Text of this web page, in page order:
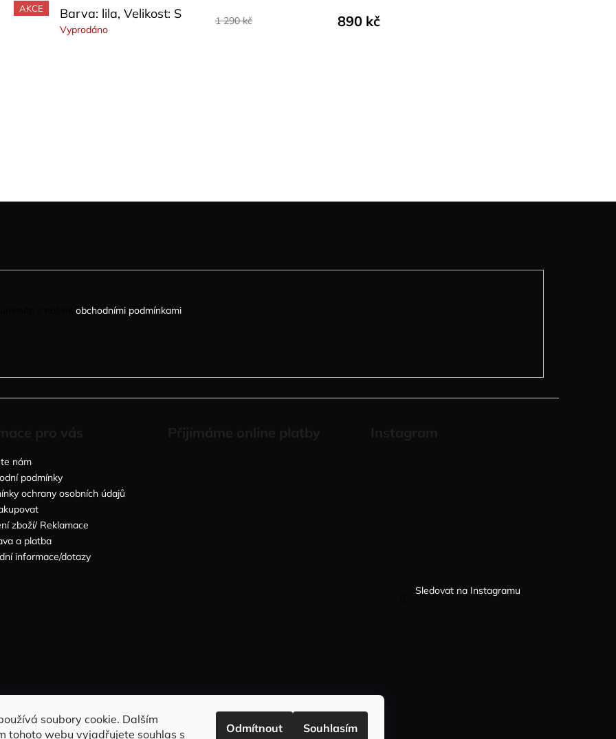
soubory cookie. Dalším
tohoto webu vyjadřujete souhlas s
Odmítnout Souhlasím
AKCE Barva: lila, Velikost: S
Vyprodáno
1 290 kč 890 kč
obchodními podmínkami.
nám
podmínky
ochrany osobních údajů
zboží/ Reklamace
a platba
informace/dotazy
Sledovat na Instagramu
Sleduj nás na FACEBOOKU
INFORMACE PRO VÁS